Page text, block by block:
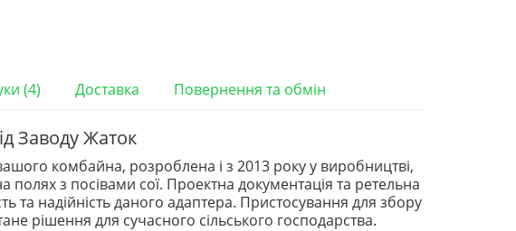
(4) Доставка Повернення та обмін
Заводу Жаток
комбайна, розроблена і з 2013 року у виробництві,
з посівами сої. Проектна документація та ретельна
та надійність даного адаптера. Пристосування для збору
рішення для сучасного сільського господарства.